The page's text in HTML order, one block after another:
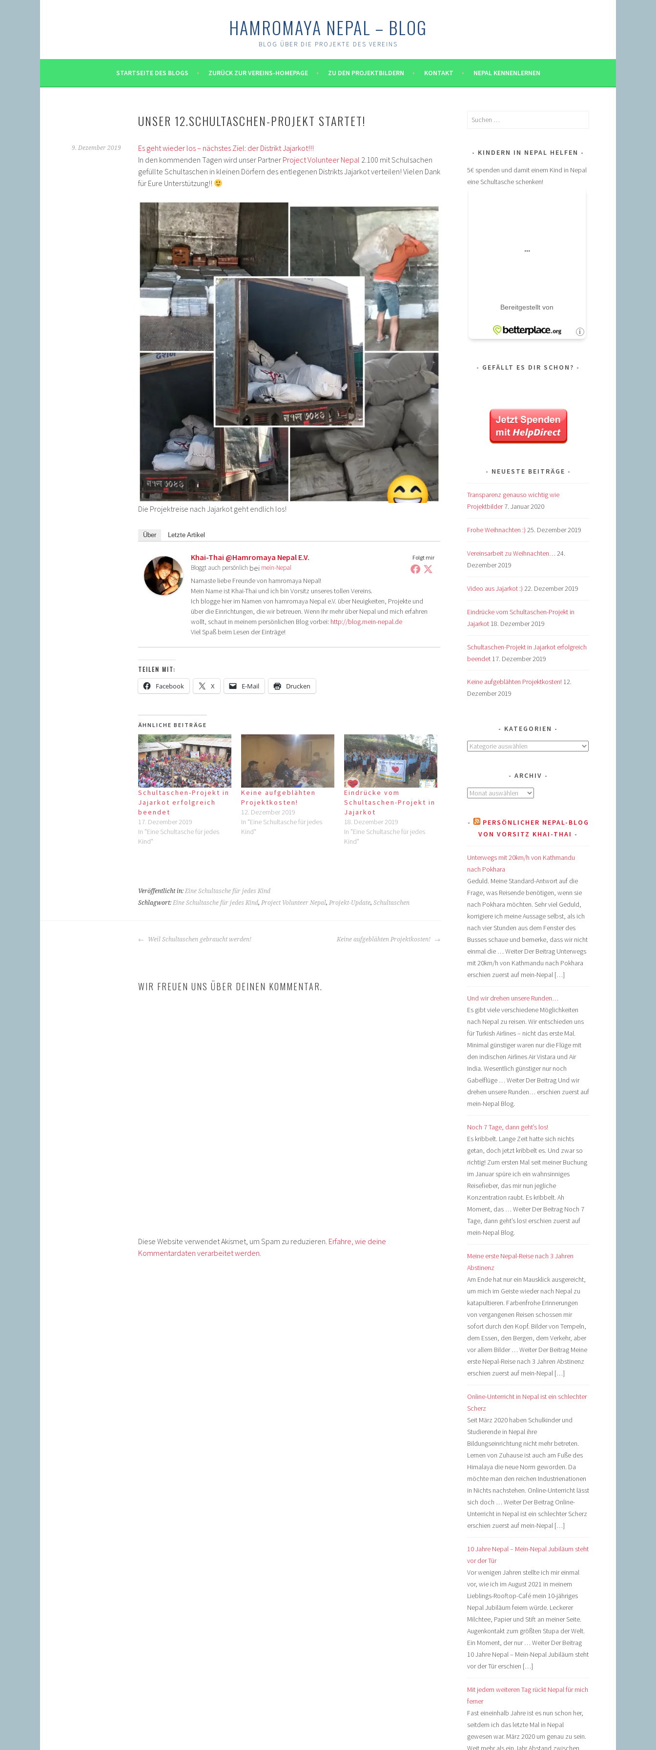
HAMROMAYA NEPAL – BLOG
BLOG ÜBER DIE PROJEKTE DES VEREINS
STARTSEITE DES BLOGS ZURÜCK ZUR VEREINS-HOMEPAGE ZU DEN PROJEKTBILDERN KONTAKT NEPAL KENNENLERNEN
UNSER 12.SCHULTASCHEN-PROJEKT STARTET!
9. Dezember 2019
Es geht wieder los – nächstes Ziel: der Distrikt Jajarkot!!!
In den kommenden Tagen wird unser Partner Project Volunteer Nepal 2.100 mit Schulsachen
gefüllte Schultaschen in kleinen Dörfern des entlegenen Distrikts Jajarkot verteilen! Vielen Dank
für Eure Unterstützung!!
Die Projektreise nach Jajarkot geht endlich los!
Über Letzte Artikel
Folgt mir
Khai-Thai @hamromaya Nepal E.V.
Bloggt auch persönlich bei mein-Nepal
Namaste liebe Freunde von hamromaya Nepal!
Mein Name ist Khai-Thai und ich bin Vorsitz unseres tollen Vereins.
Ich blogge hier im Namen von hamromaya Nepal e.V. über Neuigkeiten, Projekte und
über die Einrichtungen, die wir betreuen. Wenn Ihr mehr über Nepal und mich erfahren
wollt, schaut in meinem persönlichen Blog vorbei: http://blog.mein-nepal.de
Viel Spaß beim Lesen der Einträge!
TEILEN MIT:
Facebook X E-Mail Drucken
ÄHNLICHE BEITRÄGE
Schultaschen-Projekt in
Jajarkot erfolgreich
beendet
17. Dezember 2019
In "Eine Schultasche für jedes
Kind"
Keine aufgeblähten
Projektkosten!
12. Dezember 2019
In "Eine Schultasche für jedes
Kind"
Eindrücke vom
Schultaschen-Projekt in
Jajarkot
18. Dezember 2019
In "Eine Schultasche für jedes
Kind"
Veröffentlicht in: Eine Schultasche für jedes Kind
Schlagwort: Eine Schultasche für jedes Kind, Project Volunteer Nepal, Projekt-Update, Schultaschen
BEITRAGS-
Weil Schultaschen gebraucht werden! Keine aufgeblähten Projektkosten!
WIR FREUEN UNS ÜBER DEINEN KOMMENTAR.
Diese Website verwendet Akismet, um Spam zu reduzieren. Erfahre, wie deine
Kommentardaten verarbeitet werden.
Suchen
KINDERN IN NEPAL HELFEN
5€ spenden und damit einem Kind in Nepal
eine Schultasche schenken!
GEFÄLLT ES DIR SCHON?
NEUESTE BEITRÄGE
Transparenz genauso wichtig wie
Projektbilder 7. Januar 2020
Frohe Weihnachten :) 25. Dezember 2019
Vereinsarbeit zu Weihnachten… 24.
Dezember 2019
Video aus Jajarkot :) 22. Dezember 2019
Eindrücke vom Schultaschen-Projekt in
Jajarkot 18. Dezember 2019
Schultaschen-Projekt in Jajarkot erfolgreich
beendet 17. Dezember 2019
Keine aufgeblähten Projektkosten! 12.
Dezember 2019
KATEGORIEN
Kategorien
ARCHIV
Archiv
PERSÖNLICHER NEPAL-BLOG
VON VORSITZ KHAI-THAI
Unterwegs mit 20km/h von Kathmandu
nach Pokhara
Geduld. Meine Standard-Antwort auf die
Frage, was Reisende benötigen, wenn sie
nach Pokhara möchten. Sehr viel Geduld,
korrigiere ich meine Aussage selbst, als ich
nach vier Stunden aus dem Fenster des
Busses schaue und bemerke, dass wir nicht
einmal die … Weiter Der Beitrag Unterwegs
mit 20km/h von Kathmandu nach Pokhara
erschien zuerst auf mein-Nepal […]
Und wir drehen unsere Runden…
Es gibt viele verschiedene Möglichkeiten
nach Nepal zu reisen. Wir entschieden uns
für Turkish Airlines – nicht das erste Mal.
Minimal günstiger waren nur die Flüge mit
den indischen Airlines Air Vistara und Air
India. Wesentlich günstiger nur noch
Gabelflüge … Weiter Der Beitrag Und wir
drehen unsere Runden… erschien zuerst auf
mein-Nepal Blog.
Noch 7 Tage, dann geht’s los!
Es kribbelt. Lange Zeit hatte sich nichts
getan, doch jetzt kribbelt es. Und zwar so
richtig! Zum ersten Mal seit meiner Buchung
im Januar spüre ich ein wahnsinniges
Reisefieber, das mir nun jegliche
Konzentration raubt. Es kribbelt. Ah
Moment, das … Weiter Der Beitrag Noch 7
Tage, dann geht’s los! erschien zuerst auf
mein-Nepal Blog.
Meine erste Nepal-Reise nach 3 Jahren
Abstinenz
Am Ende hat nur ein Mausklick ausgereicht,
um mich im Geiste wieder nach Nepal zu
katapultieren. Farbenfrohe Erinnerungen
von vergangenen Reisen schossen mir
sofort durch den Kopf. Bilder von Tempeln,
dem Essen, den Bergen, dem Verkehr, aber
vor allem Bilder … Weiter Der Beitrag Meine
erste Nepal-Reise nach 3 Jahren Abstinenz
erschien zuerst auf mein-Nepal […]
Online-Unterricht in Nepal ist ein schlechter
Scherz
Seit März 2020 haben Schulkinder und
Studierende in Nepal ihre
Bildungseinrichtung nicht mehr betreten.
Lernen von Zuhause ist auch am Fuße des
Himalaya die neue Norm geworden. Da
möchte man den reichen Industrienationen
in Nichts nachstehen. Online-Unterricht lässt
sich doch … Weiter Der Beitrag Online-
Unterricht in Nepal ist ein schlechter Scherz
erschien zuerst auf mein-Nepal […]
10 Jahre Nepal – Mein-Nepal Jubiläum steht
vor der Tür
Vor wenigen Jahren stellte ich mir einmal
vor, wie ich im August 2021 in meinem
Lieblings-Rooftop-Café mein 10-jähriges
Nepal Jubiläum feiern würde. Leckerer
Milchtee, Papier und Stift an meiner Seite.
Augenkontakt zum größten Stupa der Welt.
Ein Moment, der nur … Weiter Der Beitrag
10 Jahre Nepal – Mein-Nepal Jubiläum steht
vor der Tür erschien […]
Mit jedem weiteren Tag rückt Nepal für mich
ferner
Fast eineinhalb Jahre ist es nun schon her,
seitdem ich das letzte Mal in Nepal
gewesen war. März 2020 um genau zu sein.
Weit mehr als ein Jahr Abstand zwischen